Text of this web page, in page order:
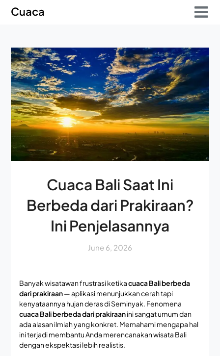
Skip
SkipCuaca
Cuaca Bali Saat Ini
Berbeda dari Prakiraan?
Ini Penjelasannya
June 6, 2026
Banyak wisatawan frustrasi ketikacuaca Bali berbeda
dari prakiraan— aplikasi menunjukkan cerah tapi
kenyataannya hujan deras di Seminyak. Fenomena
cuaca Bali berbeda dari prakiraanini sangat umum dan
ada alasan ilmiah yang konkret. Memahami mengapa hal
ini terjadi membantu Anda merencanakan wisata Bali
dengan ekspektasi lebih realistis.